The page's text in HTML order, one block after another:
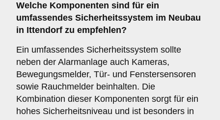
Welche Komponenten sind für ein
umfassendes Sicherheitssystem im Neubau
in Ittendorf zu empfehlen?
Ein umfassendes Sicherheitssystem sollte
neben der Alarmanlage auch Kameras,
Bewegungsmelder, Tür- und Fenstersensoren
sowie Rauchmelder beinhalten. Die
Kombination dieser Komponenten sorgt für ein
hohes Sicherheitsniveau und ist besonders in